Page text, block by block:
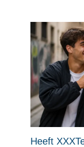
Heeft